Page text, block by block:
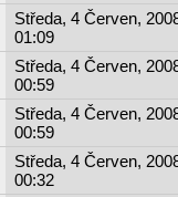
Středa, 4 Červen,
01:09
Středa, 4 Červen,
00:59
Středa, 4 Červen,
00:59
Středa, 4 Červen,
00:32